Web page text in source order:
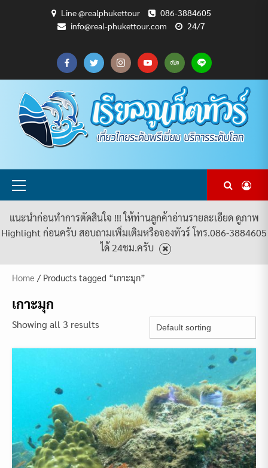
Line @realphukettour
086-3884605
info@real-phukettour.com
24/7
CART
CHECKOUT
MY
ACCOUNT
SAMPLE
PAGE
ทัวร์
ทั้งหมด
บทความ
ท่อง
เที่ยว
ยินดี
ต้อนรับ
สู่
PHUKET
TOUR
เกี่ยว
กับ
เรา
แพ็คเกจ
ทัวร์
ทั้งหมด
Primary
แนะนำก่อนทำการตัดสินใจ !!! ให้ท่านลูกค้าอ่านรายละเอียด ดูภาพ
Highlight ก่อนครับ สอบถามเพิ่มเติมหรือจองทัวร์ โทร.086-3884605
ได้ 24ชม.ครับ
Home / Products tagged “เกาะมุก”
เกาะมุก
Showing all 3 results